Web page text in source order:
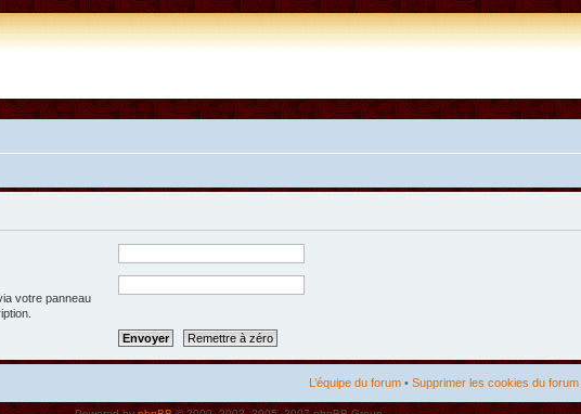
votre panneau
L’équipe du forum • Supprimer les cookies du forum